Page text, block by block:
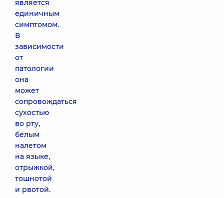
является
единичным
симптомом.
В
зависимости
от
патологии
она
может
сопровождаться
сухостью
во рту,
белым
налетом
на языке,
отрыжкой,
тошнотой
и рвотой.